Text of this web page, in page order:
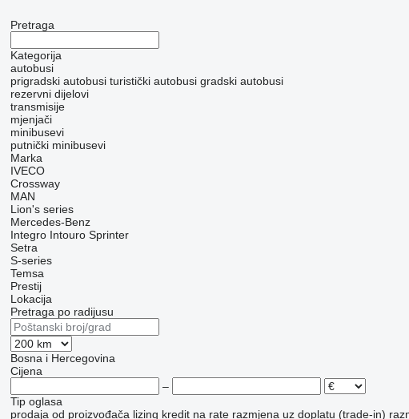
Pretraga
Kategorija
autobusi
prigradski autobusi turistički autobusi gradski autobusi
rezervni dijelovi
transmisije
mjenjači
minibusevi
putnički minibusevi
Marka
IVECO
Crossway
MAN
Lion's series
Mercedes-Benz
Integro Intouro Sprinter
Setra
S-series
Temsa
Prestij
Lokacija
Pretraga po radijusu
Bosna i Hercegovina
Cijena
–
Tip oglasa
prodaja od proizvođača lizing kredit na rate razmjena uz doplatu (trade-in)